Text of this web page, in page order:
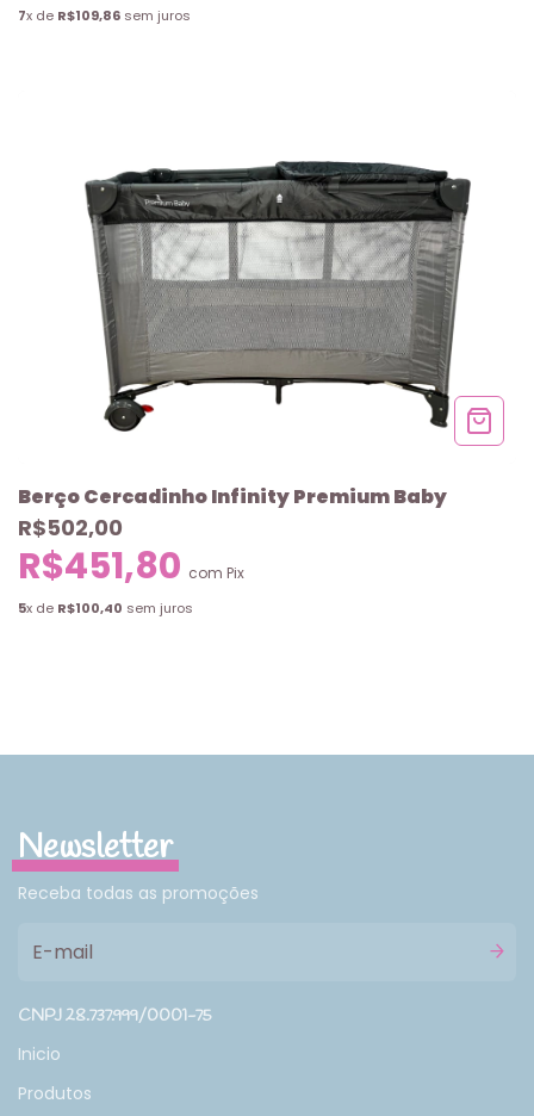
7x de R$109,86 sem juros
Berço Cercadinho Infinity Premium Baby
R$502,00
R$451,80 com Pix
5x de R$100,40 sem juros
Newsletter
Receba todas as promoções
CNPJ 28.737.999/0001-75
Inicio
Produtos